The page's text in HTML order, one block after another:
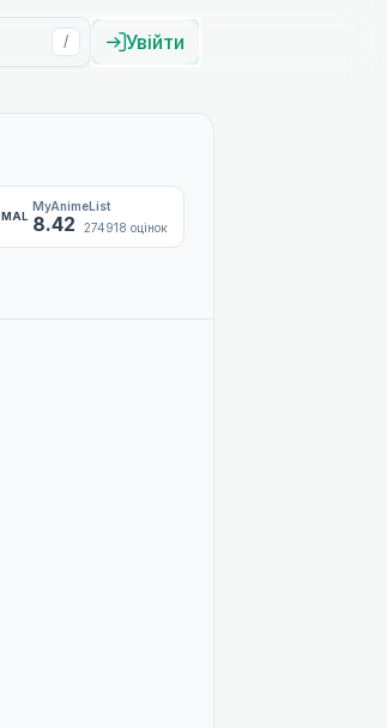
/ Увійти
MAL
MyAnimeList
8.42 274918 оцінок